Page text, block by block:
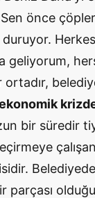
önce
geliyorum,
bir süredir
çalışan
parçası